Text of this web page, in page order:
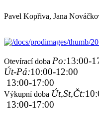
Pavel Kopřiva, Jana
Otevírací doba Po:13:00-
Út-Pá:10:00-12:00
13:00-17:00
Výkupní doba Út,St,Čt:
13:00-17:00